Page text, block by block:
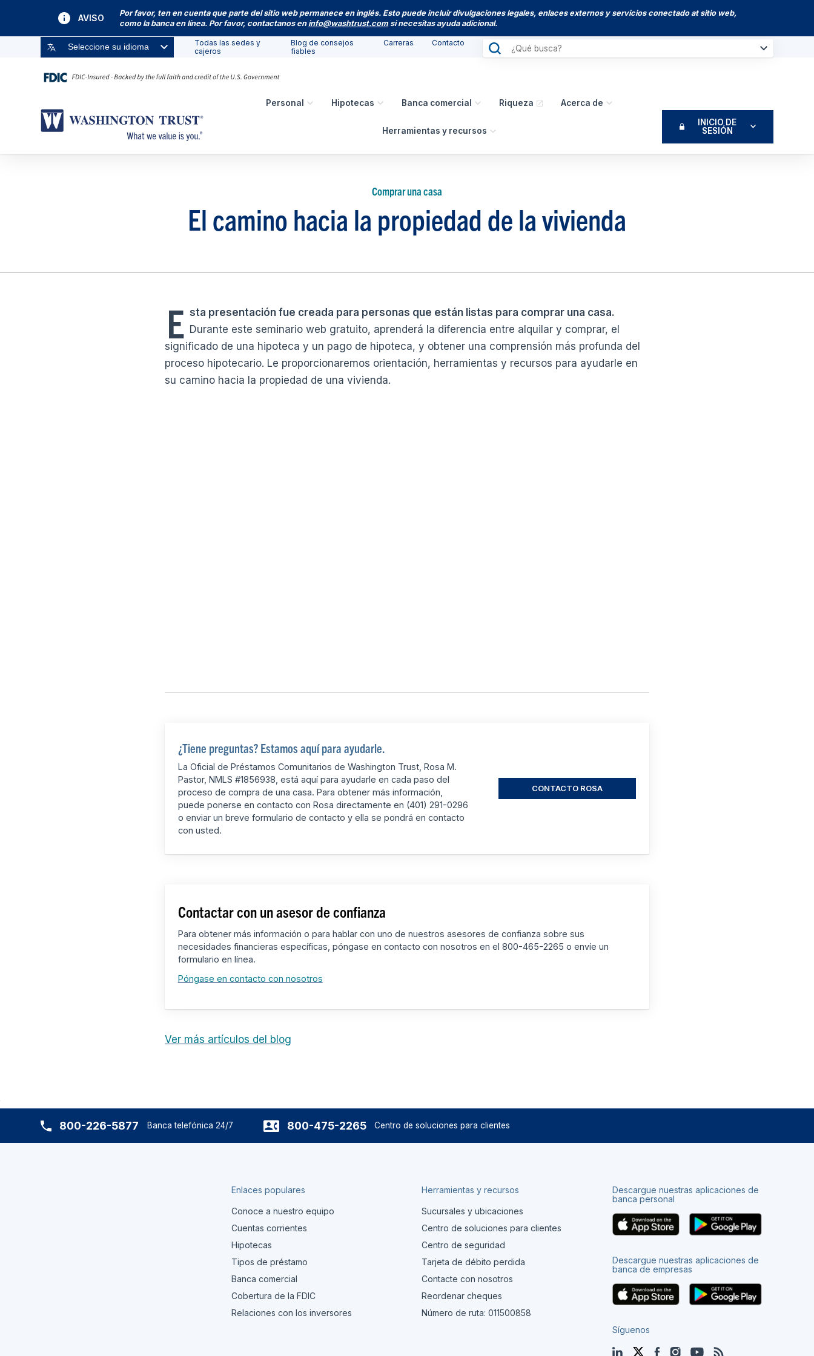
AVISO
Por favor, ten en cuenta que parte del sitio web permanece en inglés. Esto puede incluir divulgaciones legales, enlaces externos y servicios conectado at sitio web,
como la banca en línea. Por favor, contactanos en info@washtrust.com si necesitas ayuda adicional.
Seleccione su idioma
Todas las sedes y
cajeros
Blog de consejos
fiables
Carreras Contacto
Personal Hipotecas Banca comercial Riqueza Acerca de
Herramientas y recursos
INICIO DE
SESIÓN
Comprar una casa
El camino hacia la propiedad de la vivienda
E sta presentación fue creada para personas que están listas para comprar una casa.
Durante este seminario web gratuito, aprenderá la diferencia entre alquilar y comprar, el
significado de una hipoteca y un pago de hipoteca, y obtener una comprensión más profunda del
proceso hipotecario. Le proporcionaremos orientación, herramientas y recursos para ayudarle en
su camino hacia la propiedad de una vivienda.
¿Tiene preguntas? Estamos aquí para ayudarle.
La Oficial de Préstamos Comunitarios de Washington Trust, Rosa M.
Pastor, NMLS #1856938, está aquí para ayudarle en cada paso del
proceso de compra de una casa. Para obtener más información,
puede ponerse en contacto con Rosa directamente en (401) 291-0296
o enviar un breve formulario de contacto y ella se pondrá en contacto
con usted.
CONTACTO ROSA
Contactar con un asesor de confianza
Para obtener más información o para hablar con uno de nuestros asesores de confianza sobre sus
necesidades financieras específicas, póngase en contacto con nosotros en el 800-465-2265 o envíe un
formulario en línea.
Póngase en contacto con nosotros
Ver más artículos del blog
800-226-5877 Banca telefónica 24/7 800-475-2265 Centro de soluciones para clientes
Enlaces populares
Conoce a nuestro equipo
Cuentas corrientes
Hipotecas
Tipos de préstamo
Banca comercial
Cobertura de la FDIC
Relaciones con los inversores
Herramientas y recursos
Sucursales y ubicaciones
Centro de soluciones para clientes
Centro de seguridad
Tarjeta de débito perdida
Contacte con nosotros
Reordenar cheques
Número de ruta: 011500858
Descargue nuestras aplicaciones de
banca personal
Descargue nuestras aplicaciones de
banca de empresas
Síguenos
LinkedInTwitterFacebook
InstagramYouTube
Blog